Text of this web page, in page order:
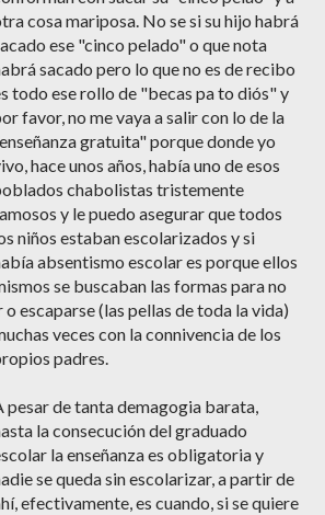
cosa mariposa. No se si su hijo habrá
ese "cinco pelado" o que nota
sacado pero lo que no es de recibo
todo ese rollo de "becas pa to diós" y
favor, no me vaya a salir con lo de la
gratuita" porque donde yo
hace unos años, había uno de esos
chabolistas tristemente
y le puedo asegurar que todos
niños estaban escolarizados y si
absentismo escolar es porque ellos
se buscaban las formas para no
o escaparse (las pellas de toda la vida)
veces con la connivencia de los
padres.
pesar de tanta demagogia barata,
la consecución del graduado
la enseñanza es obligatoria y
se queda sin escolarizar, a partir de
efectivamente, es cuando, si se quiere